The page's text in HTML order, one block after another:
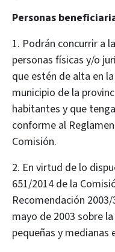
Personas
1. Podrán concurrir a
personas físicas y/o
que estén de alta en
municipio de la
habitantes y que
conforme al
Comisión.
2. En virtud de lo
651/2014 de la
Recomendación
mayo de 2003 sobre
pequeñas y medianas